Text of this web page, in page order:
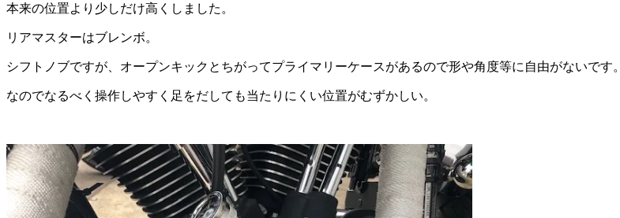
本来の位置より少しだけ高くしました。
リアマスターはブレンボ。
シフトノブですが、オープンキックとちがってプライマリーケースがあるので形や角度等に自由がないです。
なのでなるべく操作しやすく足をだしても当たりにくい位置がむずかしい。